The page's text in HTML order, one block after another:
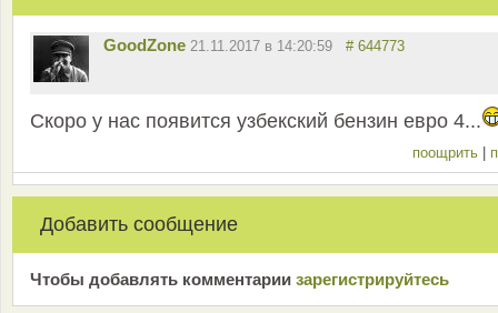
GoodZone 21.11.2017 в 14:20:59 # 644773
Скоро у нас появится узбекский бензин евро 4...
поощрить
Добавить сообщение
Чтобы добавлять комментарии зарeгиcтрирyйтeсь